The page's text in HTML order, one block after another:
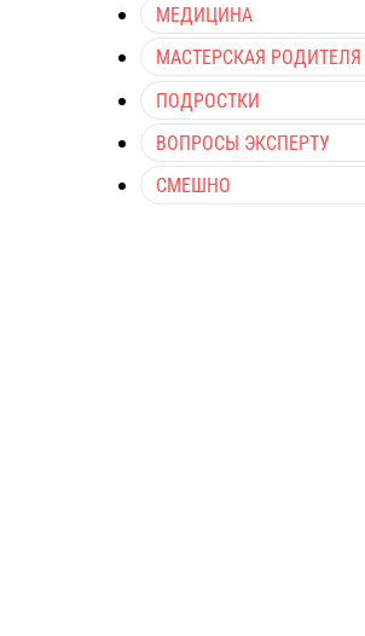
МЕДИЦИНА
МАСТЕРСКАЯ РОДИТЕЛЯ
ПОДРОСТКИ
ВОПРОСЫ ЭКСПЕРТУ
СМЕШНО